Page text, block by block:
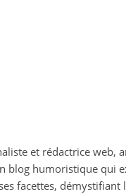
et rédactrice web,
blog humoristique qui
facettes, démystifiant